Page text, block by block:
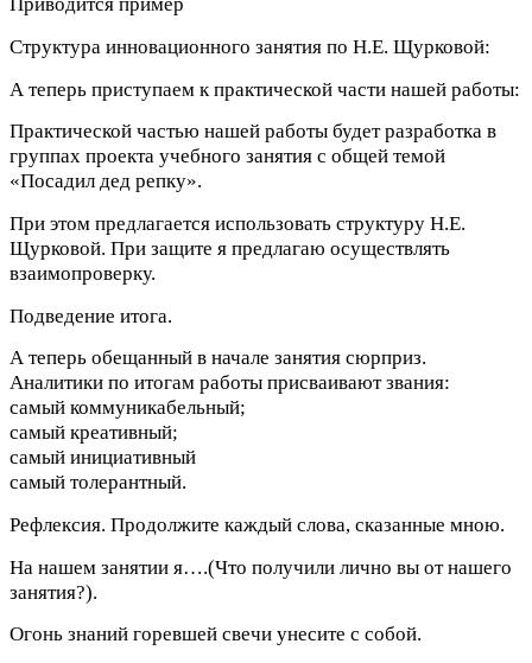
Приводится пример
Структура инновационного занятия по Н.Е. Щурковой:
А теперь приступаем к практической части нашей работы:
Практической частью нашей работы будет разработка в
группах проекта учебного занятия с общей темой
«Посадил дед репку».
При этом предлагается использовать структуру Н.Е.
Щурковой. При защите я предлагаю осуществлять
взаимопроверку.
Подведение итога.
А теперь обещанный в начале занятия сюрприз.
Аналитики по итогам работы присваивают звания:
самый коммуникабельный;
самый креативный;
самый инициативный
самый толерантный.
Рефлексия. Продолжите каждый слова, сказанные мною.
На нашем занятии я….(Что получили лично вы от нашего
занятия?).
Огонь знаний горевшей свечи унесите с собой.